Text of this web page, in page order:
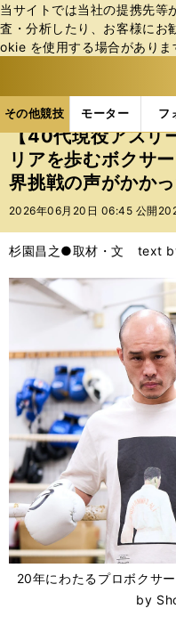
当サイトでは当社の提携先等
査・分析したり、お客様にお
okie を使⽤する場合がありま
その他競技 モーター フ
ス
ポ
ル
テ
ー
バ
その他競技の記事一
【40代現役アスリ
リアを歩むボクサ
界挑戦の声がかか
2026年06月20日 06:45 公開
杉園昌之●取材・文 text
20年にわたるプロボクサ
by